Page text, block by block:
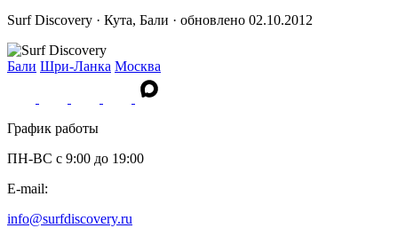
Surf Discovery · Кута, Бали · обновлено 02.10.2012
Бали Шри-Ланка Москва
График работы
ПН-ВС c 9:00 до 19:00
E-mail:
info@surfdiscovery.ru